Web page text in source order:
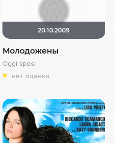
20.10.2009
Молодожены
Oggi sposi
нет оценки